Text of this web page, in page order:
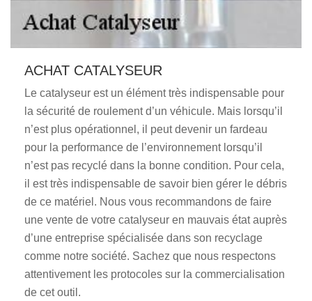
ACHAT CATALYSEUR
Le catalyseur est un élément très indispensable pour
la sécurité de roulement d’un véhicule. Mais lorsqu’il
n’est plus opérationnel, il peut devenir un fardeau
pour la performance de l’environnement lorsqu’il
n’est pas recyclé dans la bonne condition. Pour cela,
il est très indispensable de savoir bien gérer le débris
de ce matériel. Nous vous recommandons de faire
une vente de votre catalyseur en mauvais état auprès
d’une entreprise spécialisée dans son recyclage
comme notre société. Sachez que nous respectons
attentivement les protocoles sur la commercialisation
de cet outil.